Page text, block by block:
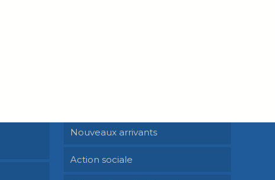
Nouveaux arrivants
Action sociale